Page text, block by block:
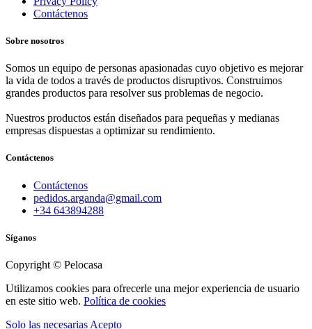
Contáctenos
Sobre nosotros
Somos un equipo de personas apasionadas cuyo objetivo es mejorar
la vida de todos a través de productos disruptivos. Construimos
grandes productos para resolver sus problemas de negocio.
Nuestros productos están diseñados para pequeñas y medianas
empresas dispuestas a optimizar su rendimiento.
Contáctenos
Contáctenos
pedidos.arganda@gmail.com
+34 643894288
Síganos
Copyright © Pelocasa
Utilizamos cookies para ofrecerle una mejor experiencia de usuario
en este sitio web. Política de cookies
Solo las necesarias Acepto